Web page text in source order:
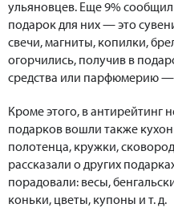
ульяновцев. Еще 9%
подарок для них — это
свечи, магниты, копилки,
огорчились, получив в
средства или парфюмерию —
Кроме этого, в антирейтинг
подарков вошли также
полотенца, кружки,
рассказали о других
порадовали: весы,
коньки, цветы, купоны и т. д.